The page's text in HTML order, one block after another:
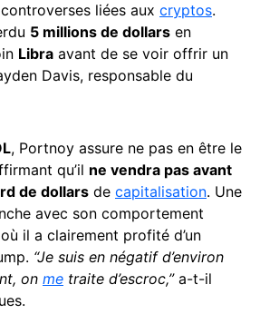
liées aux cryptos.
5 millions de dollars en
Libra avant de se voir offrir un
Davis, responsable du
, Portnoy assure ne pas en être le
qu’il ne vendra pas avant
de dollars de capitalisation. Une
avec son comportement
il a clairement profité d’un
“Je suis en négatif d’environ
on me traite d’escroc,”a-t-il